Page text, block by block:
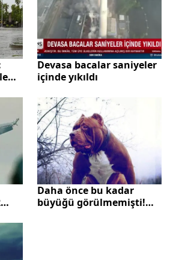
Devasa bacalar saniyeler
içinde yıkıldı
Daha önce bu kadar
büyüğü görülmemişti!